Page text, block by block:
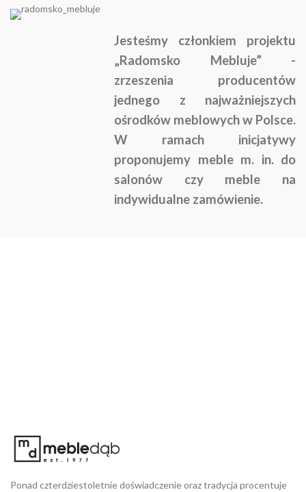
Jesteśmy członkiem projektu
„Radomsko Mebluje” -
zrzeszenia producentów
jednego z najważniejszych
ośrodków meblowych w Polsce.
W ramach inicjatywy
proponujemy meble m. in. do
salonów czy meble na
indywidualne zamówienie.
Ponad czterdziestoletnie doświadczenie oraz tradycja procentuje